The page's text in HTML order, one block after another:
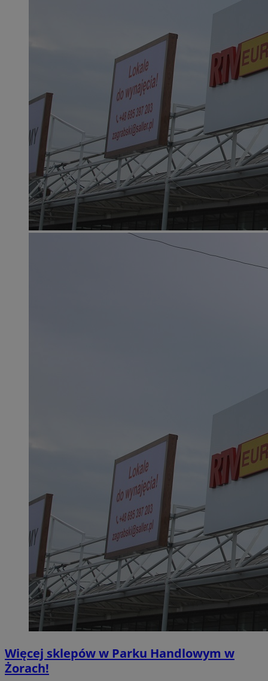
Więcej sklepów w Parku Handlowym w
Żorach!